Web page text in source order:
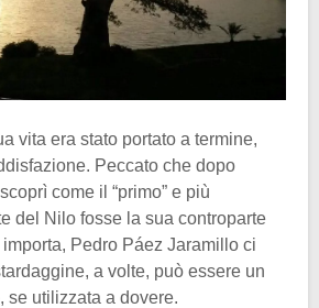
vita era stato portato a termine,
Peccato che dopo
come il “primo” e più
del Nilo fosse la sua controparte
importa, Pedro Páez Jaramillo ci
a volte, può essere un
se utilizzata a dovere.